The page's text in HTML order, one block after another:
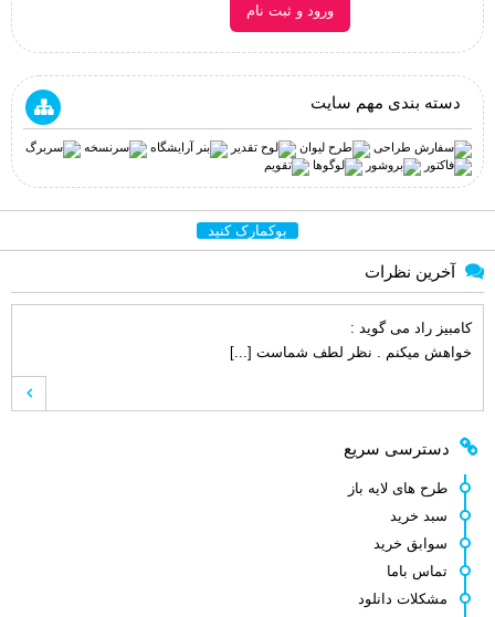
ورود و ثبت نام
دسته بندی مهم سایت
بوکمارک کنید
آخرین نظرات
کامبیز راد می گوید :
خواهش میکنم . نظر لطف شماست [...]
اصغر کلاتهدسترسی سریع
طرح های لایه باز
سبد خرید
سوابق خرید
تماس باما
مشکلات دانلود